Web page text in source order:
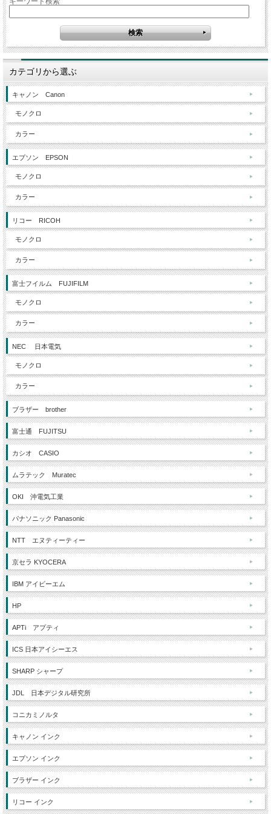
カテゴリから選ぶ
キャノン Canon
モノクロ
カラー
エプソン EPSON
モノクロ
カラー
リコー RICOH
モノクロ
カラー
富士フイルム FUJIFILM
モノクロ
カラー
NEC 日本電気
モノクロ
カラー
ブラザー brother
富士通 FUJITSU
カシオ CASIO
ムラテック Muratec
OKI 沖電気工業
パナソニック Panasonic
NTT エヌティーティー
京セラ KYOCERA
IBM アイビーエム
HP
APTi アプティ
ICS 日本アイシーエス
SHARP シャープ
JDL 日本デジタル研究所
コニカミノルタ
キャノン インク
エプソン インク
ブラザー インク
リコー インク